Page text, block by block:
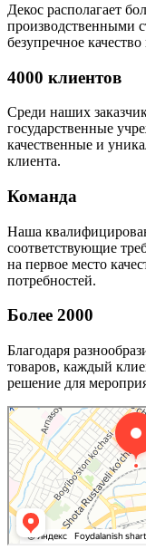
Декос располагает
производственными
безупречное
4000 клиентов
Среди наших
государственные
качественные и
клиента.
Команда
Наша
соответствующие
на первое место
потребностей.
Более 2000
Благодаря
товаров, каждый
решение для